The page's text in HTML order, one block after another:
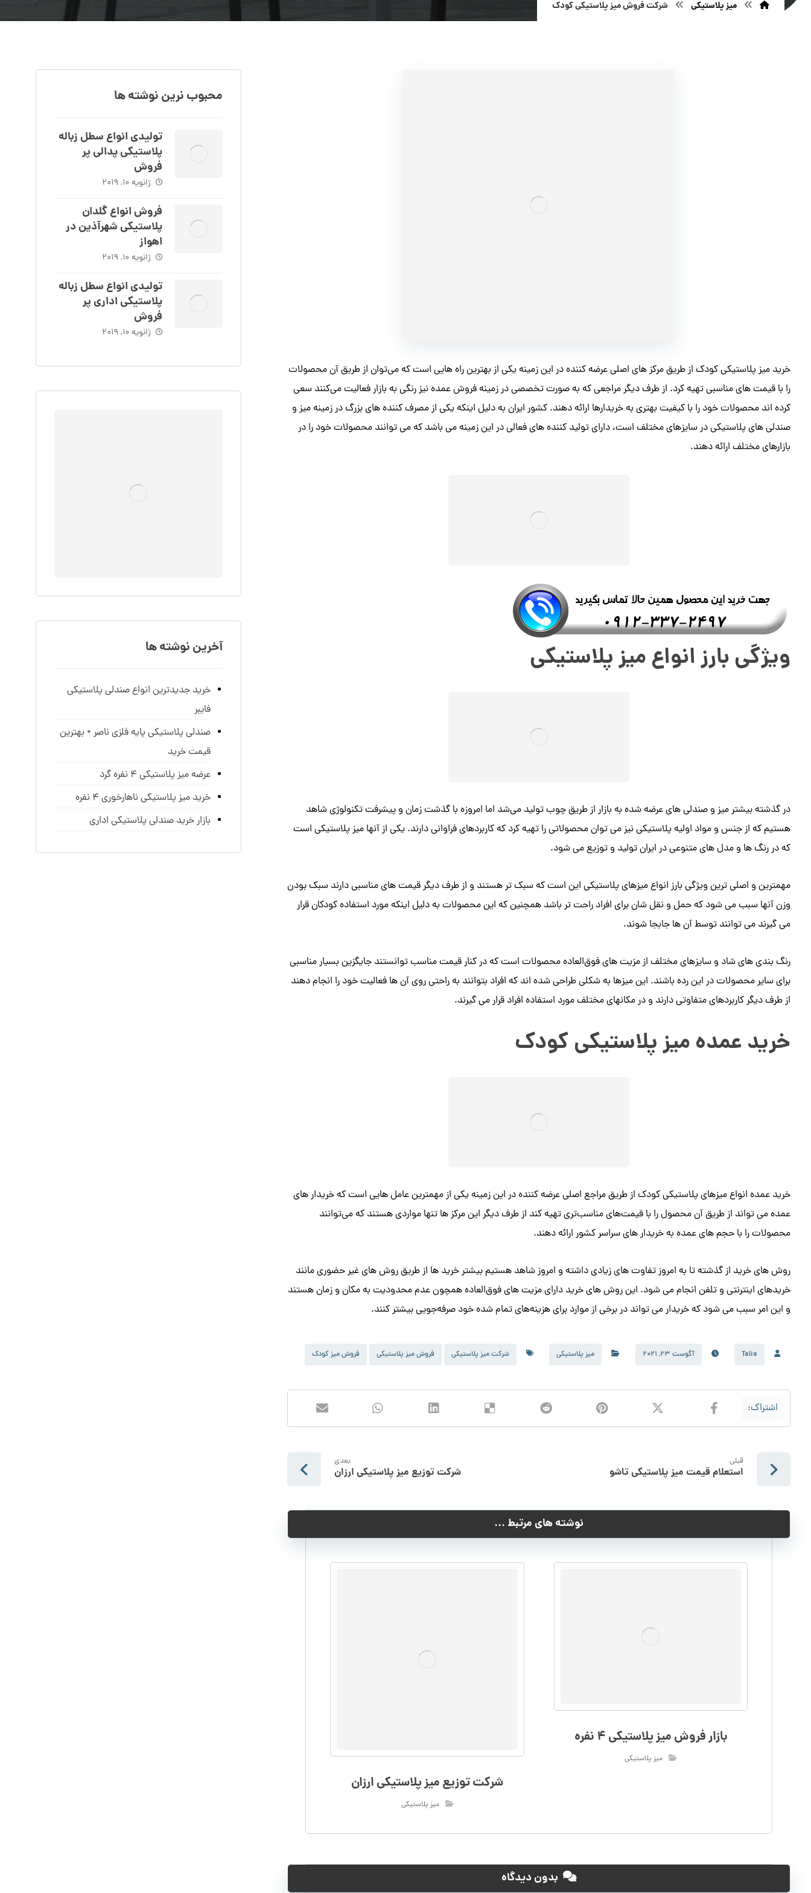
میز پلاستیکی شرکت فروش میز پلاستیکی کودک
خرید میز پلاستیکی کودک از طریق مرکز های اصلی عرضه کننده در این زمینه یکی از بهترین راه هایی است که می‌توان از طریق آن محصولات
را با قیمت های مناسبی تهیه کرد. از طرف دیگر مراجعی که به صورت تخصصی در زمینه فروش عمده نیز رنگی به بازار فعالیت می‌کنند سعی
کرده اند محصولات خود را با کیفیت بهتری به خریدارها ارائه دهند. کشور ایران به دلیل اینکه یکی از مصرف کننده های بزرگ در زمینه میز و
صندلی های پلاستیکی در سایزهای مختلف است، دارای تولید کننده های فعالی در این زمینه می باشد که می توانند محصولات خود را در
بازارهای مختلف ارائه دهند.
ویژگی بارز انواع میز پلاستیکی
در گذشته بیشتر میز و صندلی های عرضه شده به بازار از طریق چوب تولید می‌شد اما امروزه با گذشت زمان و پیشرفت تکنولوژی شاهد
هستیم که از جنس و مواد اولیه پلاستیکی نیز می توان محصولاتی را تهیه کرد که کاربردهای فراوانی دارند. یکی از آنها میز پلاستیکی است
که در رنگ ها و مدل های متنوعی در ایران تولید و توزیع می شود.
مهمترین و اصلی ترین ویژگی بارز انواع میزهای پلاستیکی این است که سبک تر هستند و از طرف دیگر قیمت های مناسبی دارند سبک بودن
وزن آنها سبب می شود که حمل و نقل شان برای افراد راحت تر باشد همچنین که این محصولات به دلیل اینکه مورد استفاده کودکان قرار
می گیرند می توانند توسط آن ها جابجا شوند.
رنگ بندی های شاد و سایزهای مختلف از مزیت های فوق‌العاده محصولات است که در کنار قیمت مناسب توانستند جایگزین بسیار مناسبی
برای سایر محصولات در این رده باشند. این میزها به شکلی طراحی شده اند که افراد بتوانند به راحتی روی آن ها فعالیت خود را انجام دهند
از طرف دیگر کاربردهای متفاوتی دارند و در مکانهای مختلف مورد استفاده افراد قرار می گیرند.
خرید عمده میز پلاستیکی کودک
خرید عمده انواع میزهای پلاستیکی کودک از طریق مراجع اصلی عرضه کننده در این زمینه یکی از مهمترین عامل هایی است که خریدار های
عمده می تواند از طریق آن محصول را با قیمت‌های مناسب‌تری تهیه کند از طرف دیگر این مرکز ها تنها مواردی هستند که می‌توانند
محصولات را با حجم های عمده به خریدار های سراسر کشور ارائه دهند.
روش های خرید از گذشته تا به امروز تفاوت های زیادی داشته و امروز شاهد هستیم بیشتر خرید ها از طریق روش های غیر حضوری مانند
خریدهای اینترنتی و تلفن انجام می شود. این روش های خرید دارای مزیت های فوق‌العاده همچون عدم محدودیت به مکان و زمان هستند
و این امر سبب می شود که خریدار می تواند در برخی از موارد برای هزینه‌های تمام شده خود صرفه‌جویی بیشتر کنند.
Talia آگوست 23, 2021 میز پلاستیکی شرکت میز پلاستیکی فروش میز پلاستیکی فروش میز کودک
قبلی
استعلام قیمت میز پلاستیکی تاشو
بعدی
شرکت توزیع میز پلاستیکی ارزان
نوشته های مرتبط ...
بازار فروش میز پلاستیکی ۴ نفره
میز پلاستیکی
شرکت توزیع میز پلاستیکی ارزان
میز پلاستیکی
بدون دیدگاه
محبوب نرین نوشته ها
تولیدی انواع سطل زباله
پلاستیکی پدالی پر
فروش
ژانویه 10, 2019
فروش انواع گلدان
پلاستیکی شهرآذین در
اهواز
ژانویه 10, 2019
تولیدی انواع سطل زباله
پلاستیکی اداری پر
فروش
ژانویه 10, 2019
آخرین نوشته ها
خرید جدیدترین انواع صندلی پلاستیکی
فایبر
صندلی پلاستیکی پایه فلزی ناصر + بهترین
قیمت خرید
عرضه میز پلاستیکی 4 نفره گرد
خرید میز پلاستیکی ناهارخوری 4 نفره
بازار خرید صندلی پلاستیکی اداری